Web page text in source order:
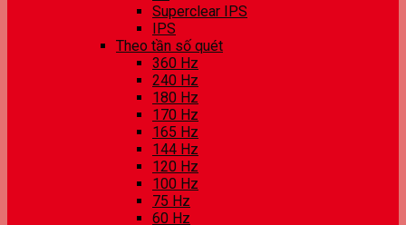
Superclear IPS
IPS
Theo tần số quét
360 Hz
240 Hz
180 Hz
170 Hz
165 Hz
144 Hz
120 Hz
100 Hz
75 Hz
60 Hz